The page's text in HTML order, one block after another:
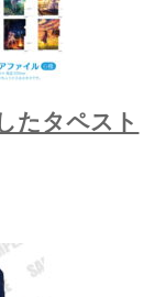
たタペスト